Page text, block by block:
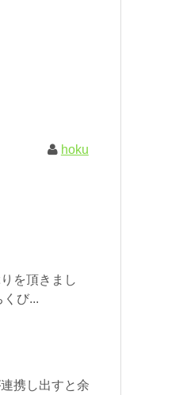
hoku
を頂きまし
び...
携し出すと余